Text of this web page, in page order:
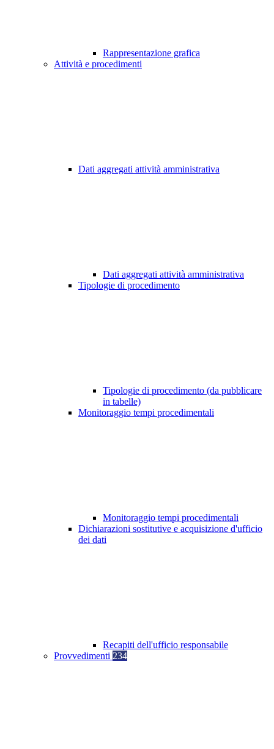
Rappresentazione grafica
Attività e procedimenti
Dati aggregati attività amministrativa
Dati aggregati attività amministrativa
Tipologie di procedimento
Tipologie di procedimento (da pubblicare
in tabelle)
Monitoraggio tempi procedimentali
Monitoraggio tempi procedimentali
Dichiarazioni sostitutive e acquisizione d'ufficio
dei dati
Recapiti dell'ufficio responsabile
Provvedimenti 234